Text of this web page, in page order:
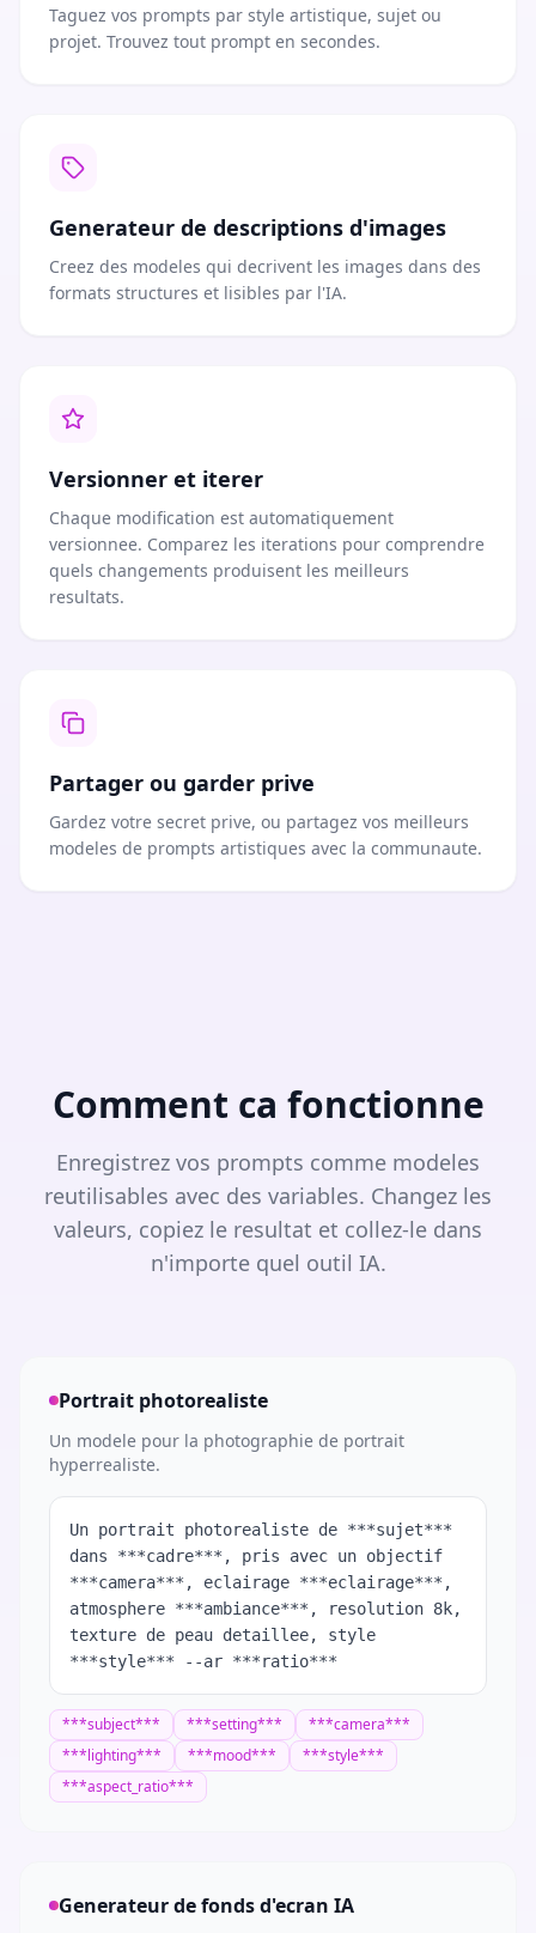
Taguez vos prompts par style artistique, sujet ou
projet. Trouvez tout prompt en secondes.
Generateur de descriptions d'images
Creez des modeles qui decrivent les images dans des
formats structures et lisibles par l'IA.
Versionner et iterer
Chaque modification est automatiquement
versionnee. Comparez les iterations pour comprendre
quels changements produisent les meilleurs
resultats.
Partager ou garder prive
Gardez votre secret prive, ou partagez vos meilleurs
modeles de prompts artistiques avec la communaute.
Comment ca fonctionne
Enregistrez vos prompts comme modeles
reutilisables avec des variables. Changez les
valeurs, copiez le resultat et collez-le dans
n'importe quel outil IA.
Portrait photorealiste
Un modele pour la photographie de portrait
hyperrealiste.
Un portrait photorealiste de ***sujet***
dans ***cadre***, pris avec un objectif
***camera***, eclairage ***eclairage***,
atmosphere ***ambiance***, resolution 8k,
texture de peau detaillee, style
***style*** --ar ***ratio***
***subject*** ***setting*** ***camera***
***lighting*** ***mood*** ***style***
***aspect_ratio***
Generateur de fonds d'ecran IA